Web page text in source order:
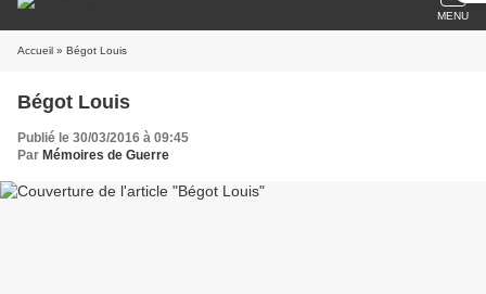
MENU
Accueil » Bégot Louis
Bégot Louis
Publié le 30/03/2016 à 09:45
Par Mémoires de Guerre